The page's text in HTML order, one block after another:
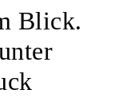
Blick.